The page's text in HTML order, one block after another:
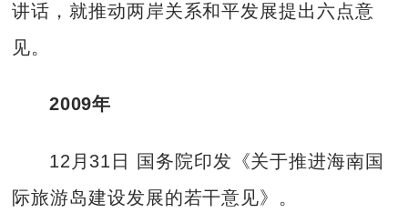
讲话，就推动两岸关系和平发展提出六点意
见。
2009年
12月31日 国务院印发《关于推进海南国
际旅游岛建设发展的若干意见》。